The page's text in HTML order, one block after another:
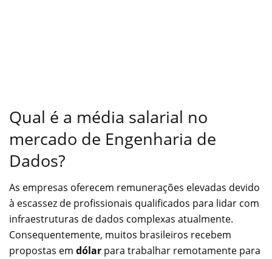
Qual é a média salarial no
mercado de Engenharia de
Dados?
As empresas oferecem remunerações elevadas devido
à escassez de profissionais qualificados para lidar com
infraestruturas de dados complexas atualmente.
Consequentemente, muitos brasileiros recebem
propostas em dólar para trabalhar remotamente para